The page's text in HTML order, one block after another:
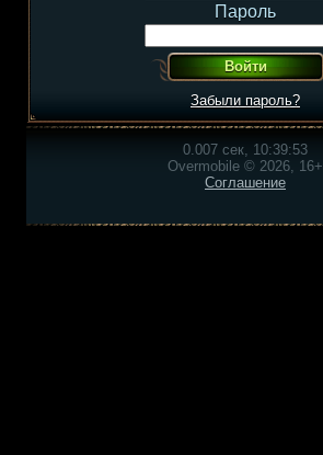
Пароль
Забыли пароль?
0.007 сек, 10:39:53
Overmobile © 2026, 16+
Соглашение